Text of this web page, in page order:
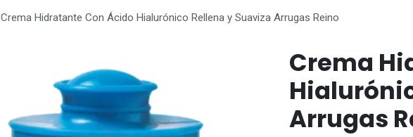
Crema Hidratante Con Ácido Hialurónico Rellena y Suaviza Arrugas Reino
Crema
Arrugas